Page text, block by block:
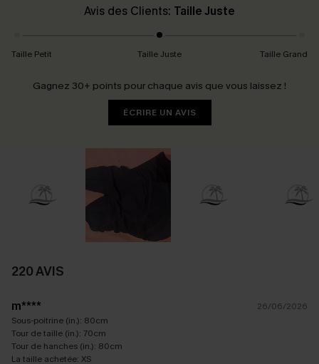
Avis des Clients: Taille Juste
Taille Petit Taille Juste Taille Grand
Gagnez 30+ points pour chaque avis que vous laissez !
ÉCRIRE UN AVIS
220 AVIS
m****
26/06/2026
Sous-poitrine (in.): 80cm
Tour de taille (in.): 70cm
Tour de hanches (in.): 80cm
La taille achetée: XS